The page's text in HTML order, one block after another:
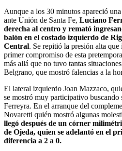
Aunque a los 30 minutos apareció
ante Unión de Santa Fe, Luciano
derecha al centro y remató
balón en el costado izquierdo de
Central. Se repitió la presión alta
primer compromiso de esta
más allá que no tuvo tantas
Belgrano, que mostró falencias a la
El lateral izquierdo Joan Mazzaco,
se mostró muy participativo buscando
Ferreyra. En el arranque del
Novaretti quién mostró algunas
llegó después de un córner
de Ojeda, quien se adelantó en el
diferencia a 2 a 0.